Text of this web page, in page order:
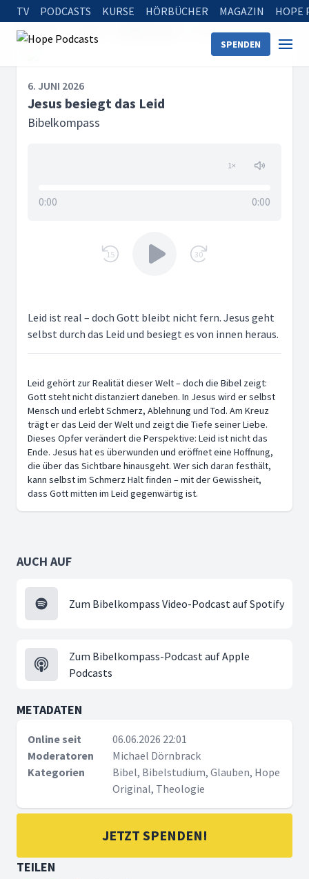
TV PODCASTS KURSE HÖRBÜCHER MAGAZIN HOPE
SPENDEN
Startseite Jesus besiegt das Leid
6. JUNI 2026
Jesus besiegt das Leid
Bibelkompass
1×
0:00 0:00
15 30
Leid ist real – doch Gott bleibt nicht fern. Jesus geht
selbst durch das Leid und besiegt es von innen heraus.
Leid gehört zur Realität dieser Welt – doch die Bibel zeigt:
Gott steht nicht distanziert daneben. In Jesus wird er selbst
Mensch und erlebt Schmerz, Ablehnung und Tod. Am Kreuz
trägt er das Leid der Welt und zeigt die Tiefe seiner Liebe.
Dieses Opfer verändert die Perspektive: Leid ist nicht das
Ende. Jesus hat es überwunden und eröffnet eine Hoffnung,
die über das Sichtbare hinausgeht. Wer sich daran festhält,
kann selbst im Schmerz Halt finden – mit der Gewissheit,
dass Gott mitten im Leid gegenwärtig ist.
AUCH AUF
Zum Bibelkompass Video-Podcast auf Spotify
Zum Bibelkompass-Podcast auf Apple
Podcasts
METADATEN
Online seit
06.06.2026 22:01
Moderatoren
Michael Dörnbrack
Kategorien
Bibel, Bibelstudium, Glauben, Hope
Original, Theologie
JETZT SPENDEN!
TEILEN